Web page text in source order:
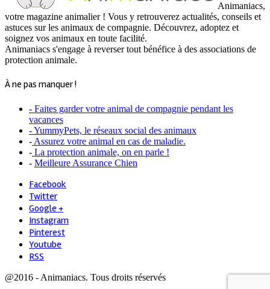
Animaniacs,
votre magazine animalier ! Vous y retrouverez actualités, conseils et
astuces sur les animaux de compagnie. Découvrez, adoptez et
soignez vos animaux en toute facilité.
Animaniacs s'engage à reverser tout bénéfice à des associations de
protection animale.
À ne pas manquer !
- Faites garder votre animal de compagnie pendant les
vacances
- YummyPets, le réseaux social des animaux
- Assurez votre animal en cas de maladie.
- La protection animale, on en parle !
- Meilleure Assurance Chien
Facebook
Twitter
Google +
Instagram
Pinterest
Youtube
RSS
@2016 - Animaniacs. Tous droits réservés